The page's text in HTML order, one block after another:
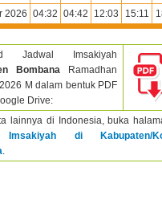
2026 04:32 04:42 12:03 15:11
Jadwal Imsakiyah
Bombana Ramadhan
M dalam bentuk PDF
Drive:
lainnya di Indonesia, buka
Imsakiyah di Kabupaten/